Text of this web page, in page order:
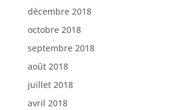
décembre 2018
octobre 2018
septembre 2018
août 2018
juillet 2018
avril 2018